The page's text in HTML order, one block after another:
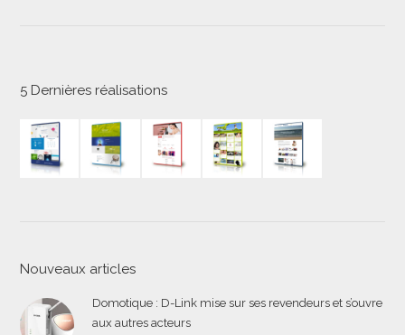
5 Dernières réalisations
Nouveaux articles
Domotique : D-Link mise sur ses revendeurs et s’ouvre
aux autres acteurs